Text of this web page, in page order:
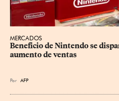
MERCADOS
Beneficio de Nintendo se
aumento de ventas
Por AFP